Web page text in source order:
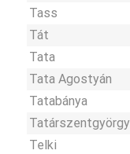
Tass
Tát
Tata
Tata Agostyán
Tatabánya
Tatárszentgyörgy
Telki